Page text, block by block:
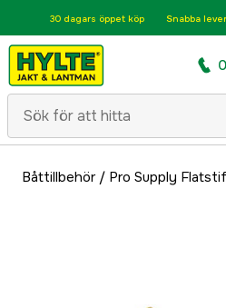
30 dagars öppet köp Snabba
Båttillbehör/ Pro Supply